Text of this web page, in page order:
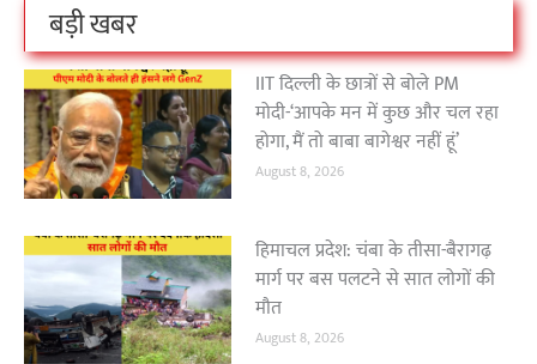
बड़ी खबर
IIT दिल्ली के छात्रों से बोले PM
मोदी-‘आपके मन में कुछ और चल रहा
होगा, मैं तो बाबा बागेश्वर नहीं हूं’
August 8, 2026
हिमाचल प्रदेश: चंबा के तीसा-बैरागढ़
मार्ग पर बस पलटने से सात लोगों की
मौत
August 8, 2026